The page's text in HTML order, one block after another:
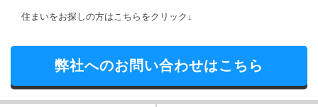
住まいをお探しの方はこちらをクリック↓
弊社へのお問い合わせはこちら